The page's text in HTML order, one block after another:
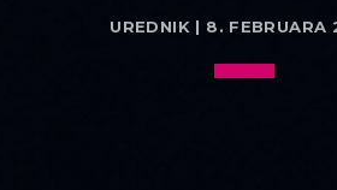
UREDNIK | 8. FEBRUARA